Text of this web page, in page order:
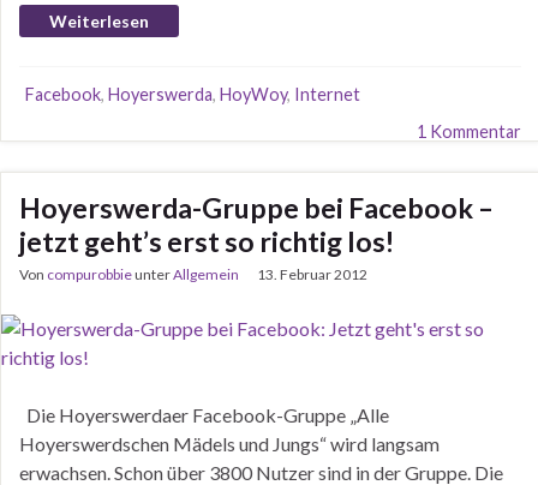
Weiterlesen
Facebook, Hoyerswerda, HoyWoy, Internet
1 Kommentar
Hoyerswerda-Gruppe bei Facebook –
jetzt geht’s erst so richtig los!
Von compurobbieunterAllgemein 13. Februar 2012
Die Hoyerswerdaer Facebook-Gruppe „Alle
Hoyerswerdschen Mädels und Jungs“ wird langsam
erwachsen. Schon über 3800 Nutzer sind in der Gruppe. Die